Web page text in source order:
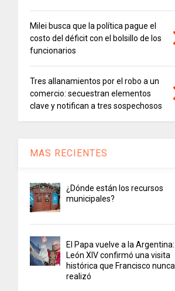
Milei busca que la política pague el
costo del déficit con el bolsillo de los
funcionarios
Tres allanamientos por el robo a un
comercio: secuestran elementos
clave y notifican a tres sospechosos
MAS RECIENTES
¿Dónde están los recursos
municipales?
El Papa vuelve a la Argentina:
León XIV confirmó una visita
histórica que Francisco nunca
realizó